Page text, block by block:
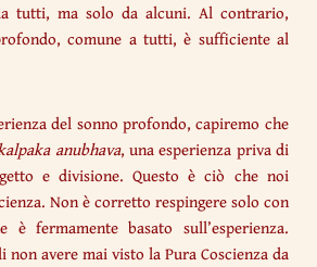
tutti, ma solo da alcuni. Al contrario,
comune a tutti, è sufficiente al
del sonno profondo, capiremo che
anubhava, una esperienza priva di
e divisione. Questo è ciò che noi
Non è corretto respingere solo con
fermamente basato sull’esperienza.
non avere mai visto la Pura Coscienza da